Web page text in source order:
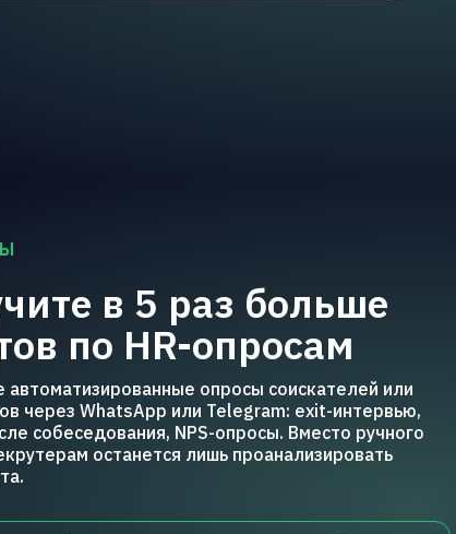
автоматизированные опросы соискателей или
через WhatsApp или Telegram: exit-интервью,
собеседования, NPS-опросы. Вместо ручного
останется лишь проанализировать
в 5 раз больше
по HR-опросам